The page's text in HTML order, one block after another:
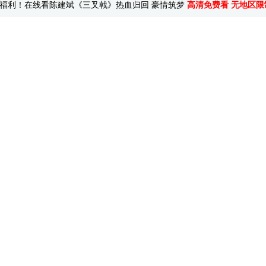
利！在线看陈建斌《三叉戟》热血归回 豪情筑梦 高清免费看 无地区限